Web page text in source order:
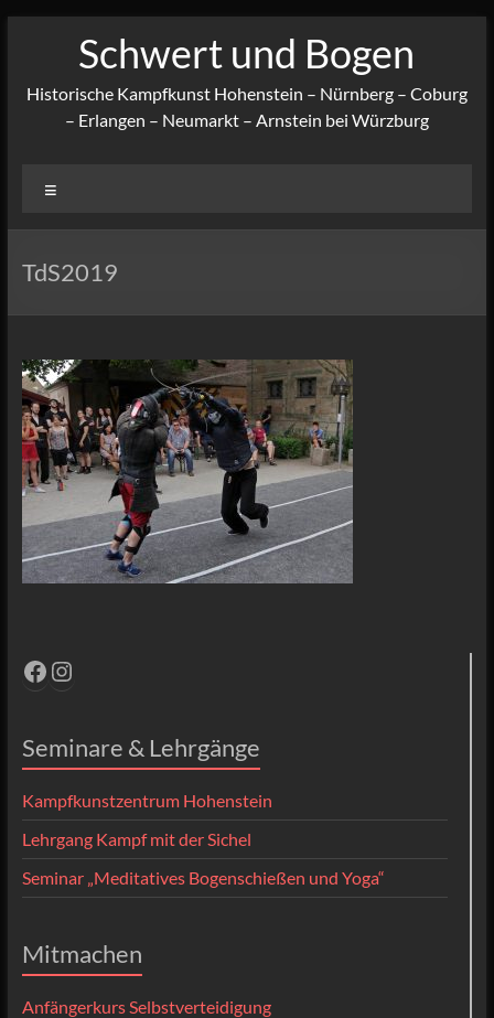
Schwert und Bogen
Historische Kampfkunst Hohenstein – Nürnberg – Coburg
– Erlangen – Neumarkt – Arnstein bei Würzburg
TdS2019
Facebook
Instagram
Seminare & Lehrgänge
Kampfkunstzentrum Hohenstein
Lehrgang Kampf mit der Sichel
Seminar „Meditatives Bogenschießen und Yoga“
Mitmachen
Anfängerkurs Selbstverteidigung